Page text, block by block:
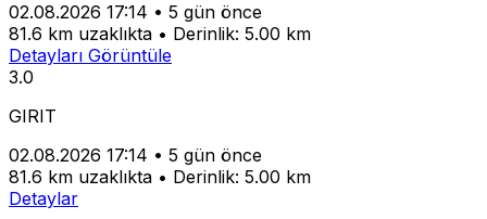
02.08.2026 17:14 • 5 gün önce
81.6 km uzaklıkta • Derinlik: 5.00 km
Detayları Görüntüle
3.0
GIRIT
02.08.2026 17:14 • 5 gün önce
81.6 km uzaklıkta • Derinlik: 5.00 km
Detaylar